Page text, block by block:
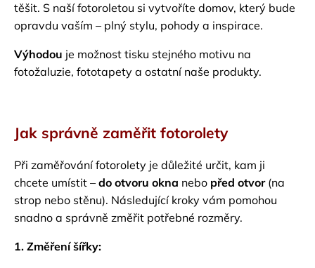
těšit. S naší fotoroletou si vytvoříte domov, který bude
opravdu vaším – plný stylu, pohody a inspirace.
Výhodou je možnost tisku stejného motivu na
fotožaluzie, fototapety a ostatní naše produkty.
Jak správně zaměřit fotorolety
Při zaměřování fotorolety je důležité určit, kam ji
chcete umístit – do otvoru okna nebo před otvor(na
strop nebo stěnu). Následující kroky vám pomohou
snadno a správně změřit potřebné rozměry.
1. Změření šířky: